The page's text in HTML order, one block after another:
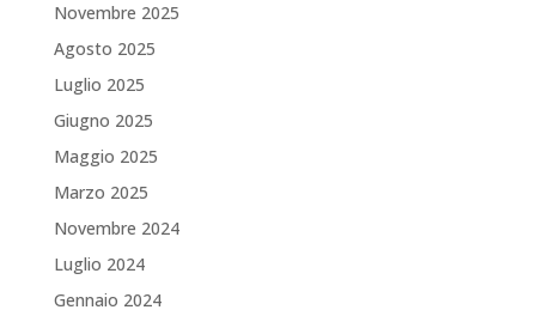
Novembre 2025
Agosto 2025
Luglio 2025
Giugno 2025
Maggio 2025
Marzo 2025
Novembre 2024
Luglio 2024
Gennaio 2024